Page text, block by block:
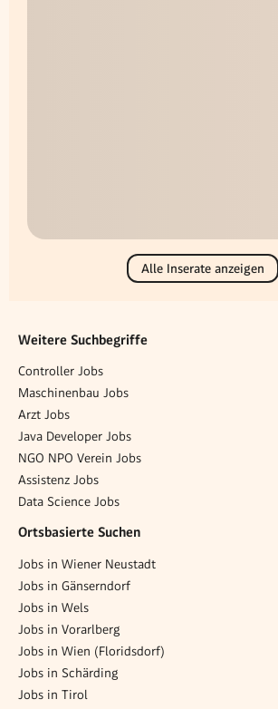
Alle Inserate anzeigen
Weitere Suchbegriffe
Controller Jobs
Maschinenbau Jobs
Arzt Jobs
Java Developer Jobs
NGO NPO Verein Jobs
Assistenz Jobs
Data Science Jobs
Ortsbasierte Suchen
Jobs in Wiener Neustadt
Jobs in Gänserndorf
Jobs in Wels
Jobs in Vorarlberg
Jobs in Wien (Floridsdorf)
Jobs in Schärding
Jobs in Tirol